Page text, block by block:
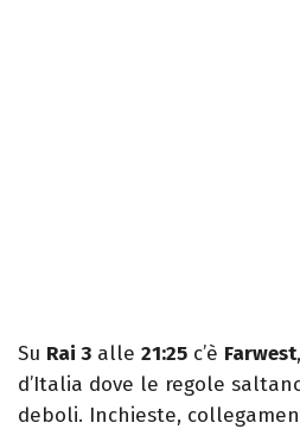
Su Rai 3 alle 21:25 c’è Farwest
d’Italia dove le regole
deboli. Inchieste,